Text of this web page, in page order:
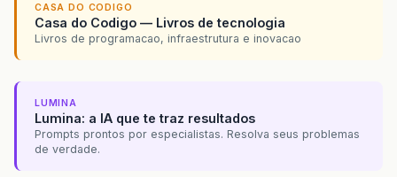
CASA DO CODIGO
Casa do Codigo — Livros de tecnologia
Livros de programacao, infraestrutura e inovacao
LUMINA
Lumina: a IA que te traz resultados
Prompts prontos por especialistas. Resolva seus problemas
de verdade.